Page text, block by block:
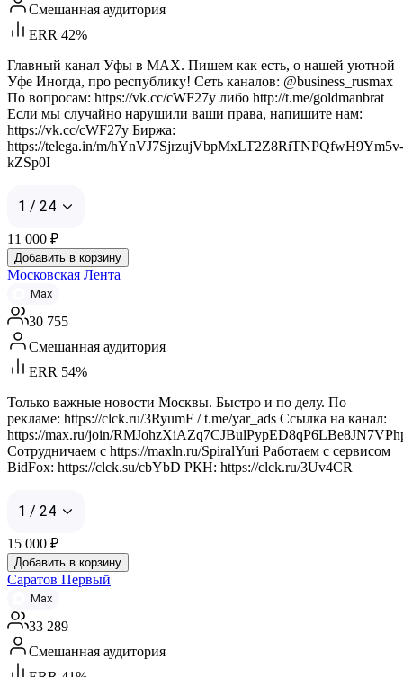
Смешанная аудитория
ERR 42%
Главный канал Уфы в MAX. Пишем как есть, о нашей уютной
Уфе Иногда, про республику! Сеть каналов: @business_rusmax
По вопросам: https://vk.cc/cWF27y либо http://t.me/goldmanbrat
Если мы случайно нарушили ваши права, напишите нам:
https://vk.cc/cWF27y Биржа:
https://telega.in/m/hYnVJ7SjrzujVbpMxLT2Z8RiTNPQfwH9Ym5v-
kZSp0I
1 / 24
11 000 ₽
Добавить в корзину
Московская Лента
Max
30 755
Смешанная аудитория
ERR 54%
Только важные новости Москвы. Быстро и по делу. По
рекламе: https://clck.ru/3RyumF / t.me/yar_ads Ссылка на канал:
https://max.ru/join/
Сотрудничаем с https://maxln.ru/SpiralYuri Работаем с сервисом
BidFox: https://clck.su/cbYbD РКН: https://clck.ru/3Uv4CR
1 / 24
15 000 ₽
Добавить в корзину
Саратов Первый
Max
33 289
Смешанная аудитория